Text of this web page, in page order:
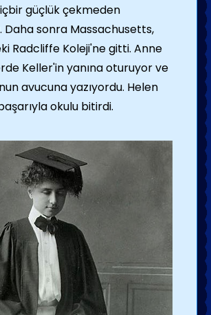
güçlük çekmeden
Daha sonra Massachusetts,
Radcliffe Koleji'ne gitti. Anne
Keller'in yanına oturuyor ve
avucuna yazıyordu. Helen
okulu bitirdi.